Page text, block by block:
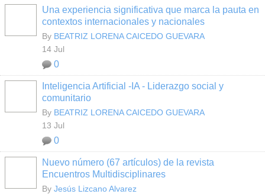
Una experiencia significativa que marca la pauta en
contextos internacionales y nacionales
By BEATRIZ LORENA CAICEDO GUEVARA
14 Jul
0
Inteligencia Artificial -IA - Liderazgo social y
comunitario
By BEATRIZ LORENA CAICEDO GUEVARA
13 Jul
0
Nuevo número (67 artículos) de la revista
Encuentros Multidisciplinares
By Jesús Lizcano Alvarez